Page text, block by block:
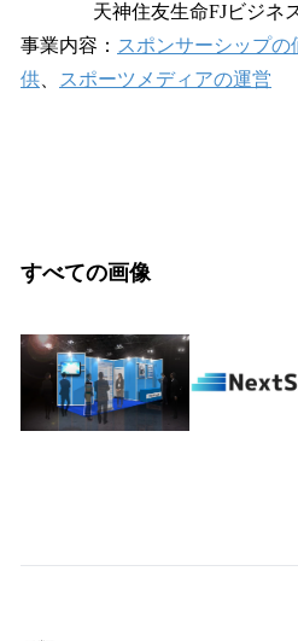
天神住友生命FJビジネス
事業内容： スポンサーシップ
供
スポーツメディアの運営
すべての画像